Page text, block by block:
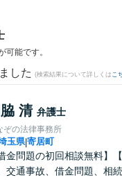
可能です。
した (検索結果について詳しくは こ
清 弁護士
ぞの法律事務所
玉県|寄居町
借金問題の初回相談無料】
交通事故、借金問題、相